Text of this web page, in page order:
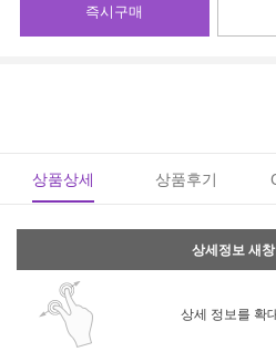
즉시구매
상품상세 상품후기
상세정보 새
상세 정보를 확